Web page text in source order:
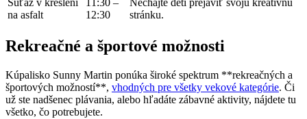
Súťaž v kreslení
na asfalt
11:30 –
12:30
Nechajte deti prejaviť svoju kreatívnu
stránku.
Rekreačné a športové možnosti
Kúpalisko Sunny Martin ponúka široké spektrum **rekreačných a
športových možností**, vhodných pre všetky vekové kategórie. Či
už ste nadšenec plávania, alebo hľadáte zábavné aktivity, nájdete tu
všetko, čo potrebujete.